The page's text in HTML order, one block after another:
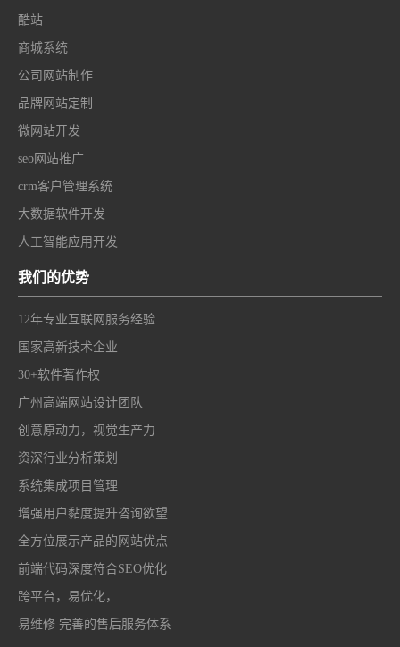
酷站
商城系统
公司网站制作
品牌网站定制
微网站开发
seo网站推广
crm客户管理系统
大数据软件开发
人工智能应用开发
我们的优势
12年专业互联网服务经验
国家高新技术企业
30+软件著作权
广州高端网站设计团队
创意原动力，视觉生产力
资深行业分析策划
系统集成项目管理
增强用户黏度提升咨询欲望
全方位展示产品的网站优点
前端代码深度符合SEO优化
跨平台，易优化，
易维修 完善的售后服务体系